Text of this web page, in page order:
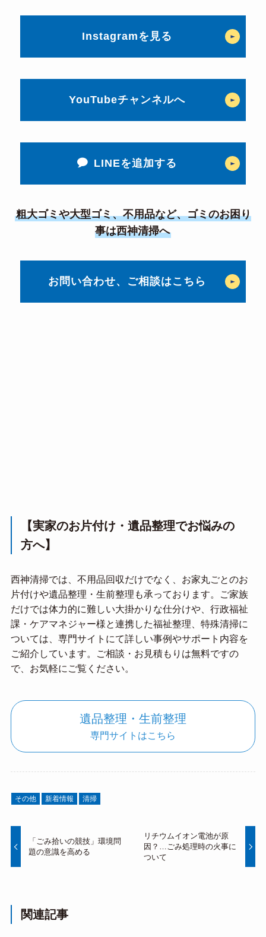
Instagramを見る
YouTubeチャンネルへ
LINEを追加する
粗大ゴミや大型ゴミ、不用品など、ゴミのお困り
事は西神清掃へ
お問い合わせ、ご相談はこちら
【実家のお片付け・遺品整理でお悩みの
方へ】
西神清掃では、不用品回収だけでなく、お家丸ごとのお
片付けや遺品整理・生前整理も承っております。ご家族
だけでは体力的に難しい大掛かりな仕分けや、行政福祉
課・ケアマネジャー様と連携した福祉整理、特殊清掃に
ついては、専門サイトにて詳しい事例やサポート内容を
ご紹介しています。ご相談・お見積もりは無料ですの
で、お気軽にご覧ください。
遺品整理・生前整理
専門サイトはこちら
その他 新着情報 清掃
「ごみ拾いの競技」環境問
題の意識を高める
リチウムイオン電池が原
因？…ごみ処理時の火事に
ついて
関連記事